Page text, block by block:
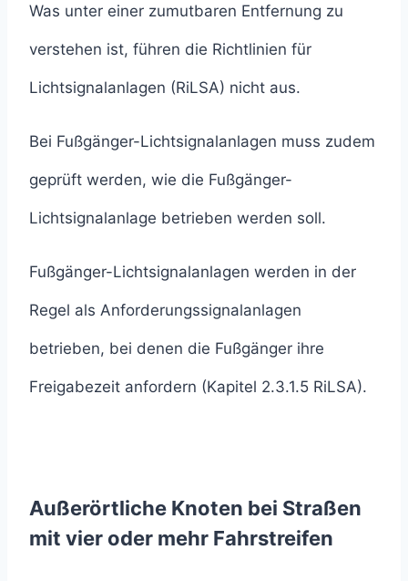
Was unter einer zumutbaren Entfernung zu
verstehen ist, führen die Richtlinien für
Lichtsignalanlagen (RiLSA) nicht aus.
Bei Fußgänger-Lichtsignalanlagen muss zudem
geprüft werden, wie die Fußgänger-
Lichtsignalanlage betrieben werden soll.
Fußgänger-Lichtsignalanlagen werden in der
Regel als Anforderungssignalanlagen
betrieben, bei denen die Fußgänger ihre
Freigabezeit anfordern (Kapitel 2.3.1.5 RiLSA).
Außerörtliche Knoten bei Straßen
mit vier oder mehr Fahrstreifen